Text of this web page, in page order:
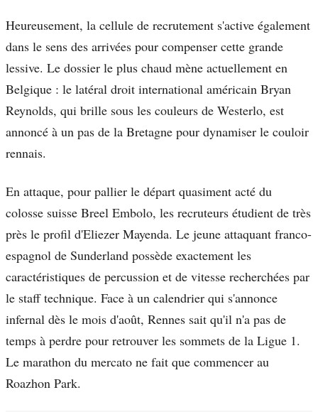
Heureusement, la cellule de recrutement s'active également
dans le sens des arrivées pour compenser cette grande
lessive. Le dossier le plus chaud mène actuellement en
Belgique : le latéral droit international américain Bryan
Reynolds, qui brille sous les couleurs de Westerlo, est
annoncé à un pas de la Bretagne pour dynamiser le couloir
rennais.
En attaque, pour pallier le départ quasiment acté du
colosse suisse Breel Embolo, les recruteurs étudient de très
près le profil d'Eliezer Mayenda. Le jeune attaquant franco-
espagnol de Sunderland possède exactement les
caractéristiques de percussion et de vitesse recherchées par
le staff technique. Face à un calendrier qui s'annonce
infernal dès le mois d'août, Rennes sait qu'il n'a pas de
temps à perdre pour retrouver les sommets de la Ligue 1.
Le marathon du mercato ne fait que commencer au
Roazhon Park.